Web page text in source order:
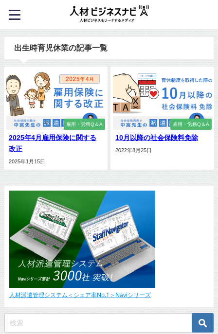
出生時育児休業の記事一覧
雇用・労務Q＆A
2025年4月雇用保険に関する
改正
2025年1月15日
雇用・労務Q＆A
10月以降の社会保険料免除
2022年8月25日
人材派遣管理システム＜シェア率No.1＞Naviシリーズ